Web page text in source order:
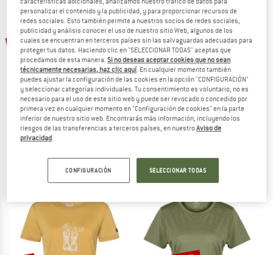
TO THE SALE
hasta un 50%
STOIC
Women's Merino155 LaholmSt. T-Shirt
a partir de 39,98 €
4,9(22)
hasta un 52%
STOIC
79,95 €a partir de 38,38 €
5,0(2)
personalizar el contenido y la publicidad, y para proporcionar recursos de
redes sociales. Esto también permite a nuestros socios de redes sociales,
publicidad y análisis conocer el uso de nuestro sitio Web, algunos de los
cuales se encuentran en terceros países sin las salvaguardas adecuadas para
proteger tus datos. Haciendo clic en "SELECCIONAR TODAS" aceptas que
procedamos de esta manera.Si no deseas aceptar cookies que no sean
técnicamente necesarias, haz clic aquí. En cualquier momento también
puedes ajustar la configuración de las cookies en la opción "CONFIGURACIÓN"
y seleccionar categorías individuales. Tu consentimiento es voluntario, no es
necesario para el uso de este sitio web y puede ser revocado o concedido por
primera vez en cualquier momento en "Configuración de cookies" en la parte
inferior de nuestro sitio web. Encontrarás más información, incluyendo los
riesgos de las transferencias a terceros países, en nuestroAviso de
privacidad.
CONFIGURACIÓN SELECCIONAR TODAS